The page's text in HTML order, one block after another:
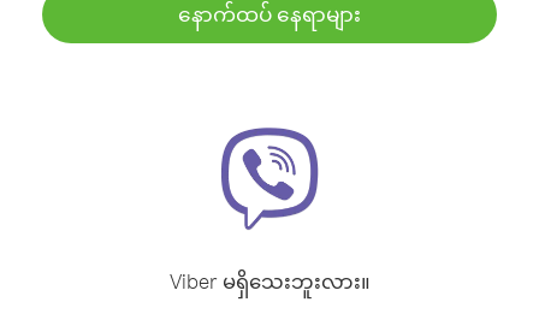
နောက်ထပ် နေရာများ
Viber မရှိသေးဘူးလား။